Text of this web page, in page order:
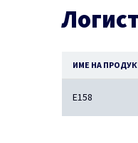
ИМЕ НА
E158